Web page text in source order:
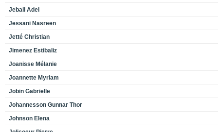
Jebali Adel
Jessani Nasreen
Jetté Christian
Jimenez Estibaliz
Joanisse Mélanie
Joannette Myriam
Jobin Gabrielle
Johannesson Gunnar Thor
Johnson Elena